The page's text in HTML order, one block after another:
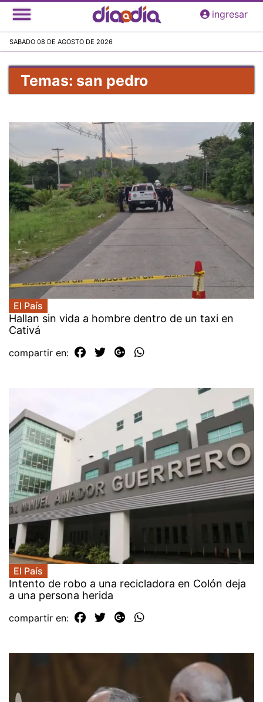
Pasar
al
principal
ingresar
SABADO 08 DE AGOSTO DE 2026
Temas: san pedro
El País
Hallan sin vida a hombre dentro de un taxi en
Cativá
compartir en:
El País
Intento de robo a una recicladora en Colón deja
a una persona herida
compartir en: